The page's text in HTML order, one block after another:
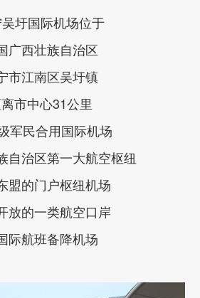
圩国际机场位于
广西壮族自治区
市江南区吴圩镇
市中心31公里
军民合用国际机场
自治区第一大航空枢纽
盟的门户枢纽机场
放的一类航空口岸
际航班备降机场